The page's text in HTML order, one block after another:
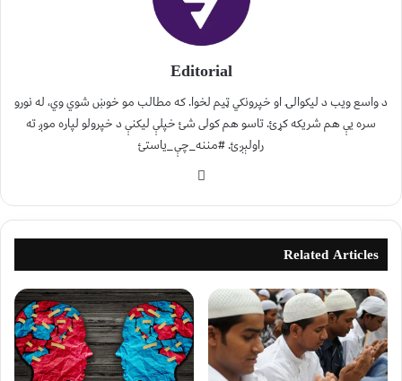
Editorial
د واسع ویب د لیکوالۍ او خپرونکي ټیم لخوا. که مطالب مو خوښ شوي وي، له نورو
سره یې هم شریکه کړئ. تاسو هم کولی شئ خپلې لیکنې د خپرولو لپاره موږ ته
راولېږئ. #مننه_چې_یاستئ
Related Articles